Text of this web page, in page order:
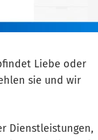
Liebe oder
sie und wir
Dienstleistungen,